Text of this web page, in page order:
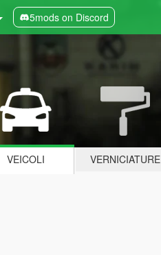
5mods on Discord
VEICOLI VERNICIATURE